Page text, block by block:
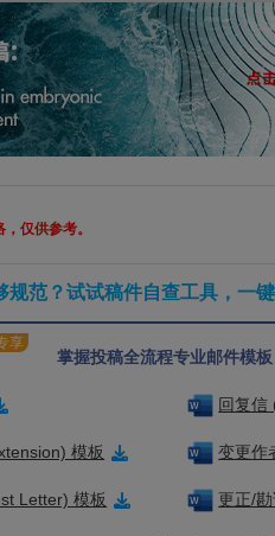
仅供参考。
范？试试稿件自查工具，一
享
掌握投稿全流程专业邮件模
回复信
模板 变更作
Letter) 模板 更正/